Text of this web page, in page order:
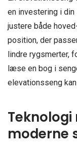
en investering i
justere både
position, der
lindre rygsmerter,
læse en bog i
elevationsseng
moderne